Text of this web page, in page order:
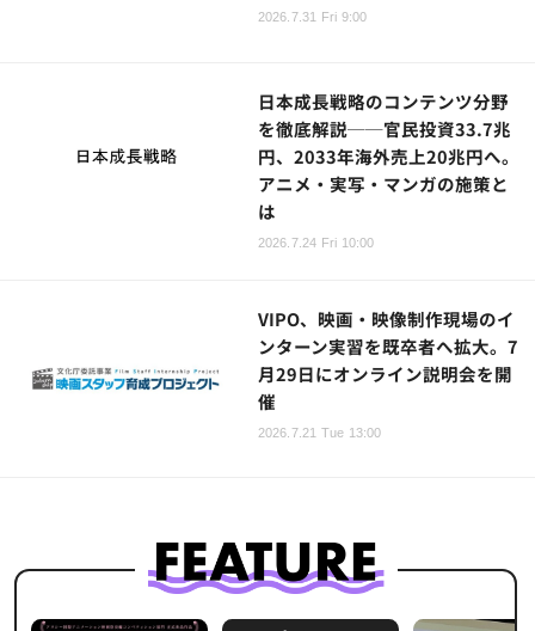
2026.7.31 Fri 9:00
日本成長戦略のコンテンツ分野
を徹底解説──官民投資33.7兆
円、2033年海外売上20兆円へ。
アニメ・実写・マンガの施策と
は
2026.7.24 Fri 10:00
VIPO、映画・映像制作現場のイ
ンターン実習を既卒者へ拡大。7
月29日にオンライン説明会を開
催
2026.7.21 Tue 13:00